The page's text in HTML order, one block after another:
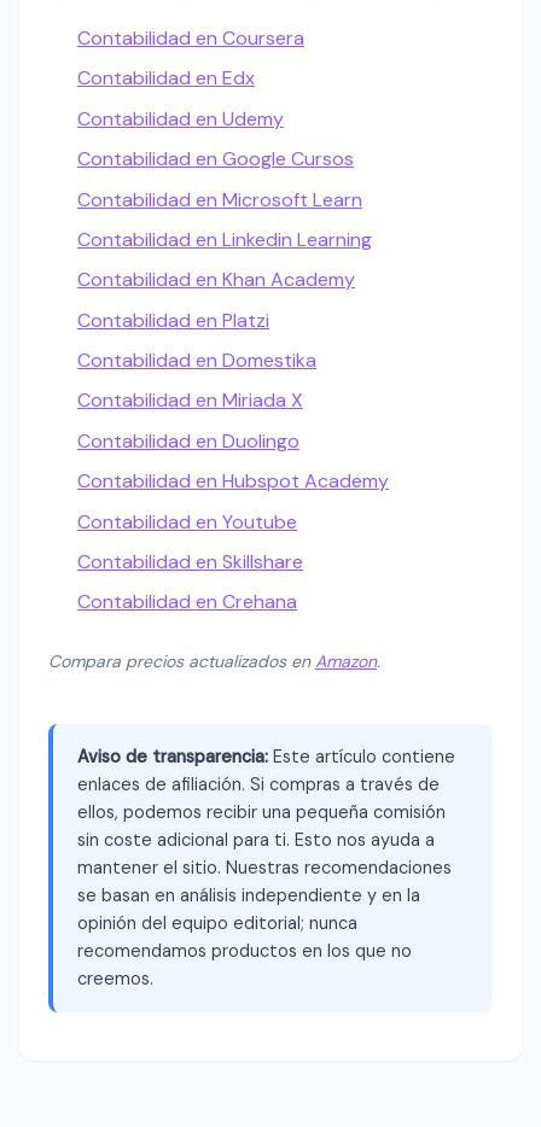
Contabilidad en Coursera
Contabilidad en Edx
Contabilidad en Udemy
Contabilidad en Google Cursos
Contabilidad en Microsoft Learn
Contabilidad en Linkedin Learning
Contabilidad en Khan Academy
Contabilidad en Platzi
Contabilidad en Domestika
Contabilidad en Miriada X
Contabilidad en Duolingo
Contabilidad en Hubspot Academy
Contabilidad en Youtube
Contabilidad en Skillshare
Contabilidad en Crehana
Compara precios actualizados enAmazon.
Aviso de transparencia: Este artículo contiene
enlaces de afiliación. Si compras a través de
ellos, podemos recibir una pequeña comisión
sin coste adicional para ti. Esto nos ayuda a
mantener el sitio. Nuestras recomendaciones
se basan en análisis independiente y en la
opinión del equipo editorial; nunca
recomendamos productos en los que no
creemos.